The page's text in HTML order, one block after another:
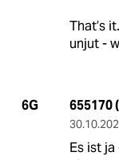
That’s
unjut -
6G 655170
Es ist